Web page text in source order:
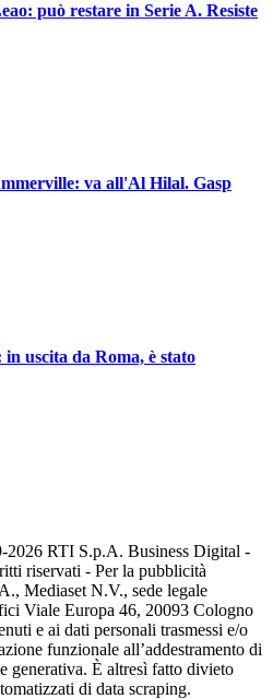
può restare in Serie A. Resiste
va all'Al Hilal. Gasp
uscita da Roma, è stato
2026 RTI S.p.A. Business Digital -
riservati - Per la pubblicità
Mediaset N.V., sede legale
Viale Europa 46, 20093 Cologno
e ai dati personali trasmessi e/o
funzionale all’addestramento di
generativa. È altresì fatto divieto
di data scraping.